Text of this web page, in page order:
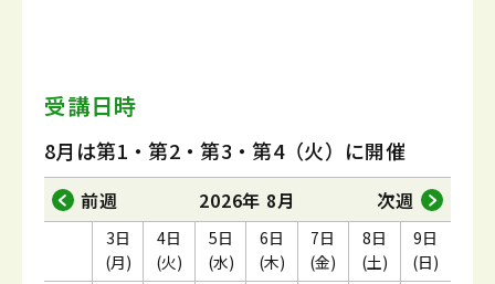
受講日時
8月は第1・第2・第3・第4（火）に開催
前週 2026年 8月 次週
3日
(月)
4日
(火)
5日
(水)
6日
(木)
7日
(金)
8日
(土)
9日
(日)